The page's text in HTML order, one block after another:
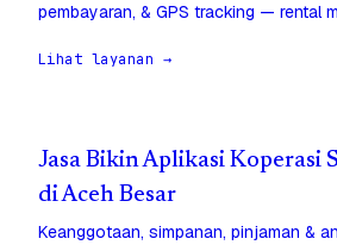
pembayaran, & GPS tracking — rental
Lihat layanan →
Jasa Bikin Aplikasi Koperasi
di Aceh Besar
Keanggotaan, simpanan, pinjaman &